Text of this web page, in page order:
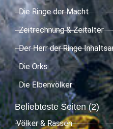
Die Ringe der Macht
Zeitrechnung & Zeitalter
Der Herr der Ringe
Die Orks
Die Elbenvölker
Beliebteste Seiten (2)
Völker & Rassen